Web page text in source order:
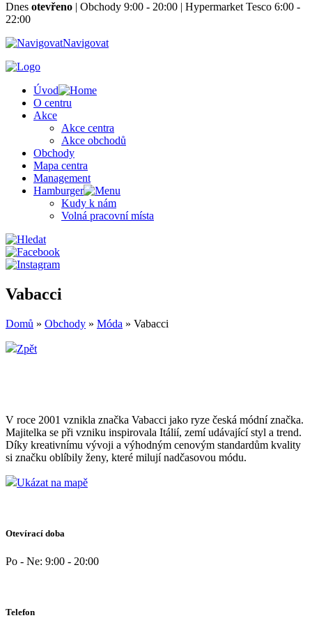
Dnes otevřeno | Obchody 9:00 - 20:00 | Hypermarket Tesco 6:00 -
22:00
Navigovat
Úvod
O centru
Akce
Akce centra
Akce obchodů
Obchody
Mapa centra
Management
Hamburger
Kudy k nám
Volná pracovní místa
Vabacci
Domů » Obchody » Móda » Vabacci
Zpět
V roce 2001 vznikla značka Vabacci jako ryze česká módní značka.
Majitelka se při vzniku inspirovala Itálií, zemí udávající styl a trend.
Díky kreativnímu vývoji a výhodným cenovým standardům kvality
si značku oblíbily ženy, které milují nadčasovou módu.
Ukázat na mapě
Otevírací doba
Po - Ne: 9:00 - 20:00
Telefon